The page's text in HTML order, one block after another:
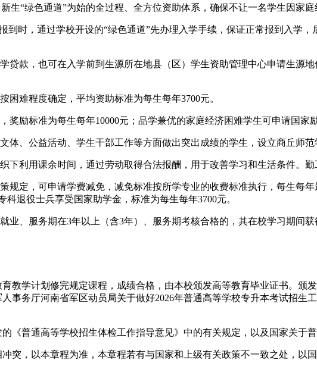
生“绿色通道”为始的全过程、全方位资助体系，确保不让一名学生因家庭
到时，通过学校开设的“绿色通道”先办理入学手续，保证正常报到入学
贷款，也可在入学前到生源所在地县（区）学生资助管理中心申请生源
难程度确定，平均资助标准为每生每年3700元。
励标准为每生每年10000元；品学兼优的家庭经济困难学生可申请国家
体、公益活动、学生干部工作等方面做出突出成绩的学生，设立商丘师范
下利用课余时间，通过劳动取得合法报酬，用于改善学习和生活条件。勤
规定，可申请学费减免，减免标准按所学专业的收费标准执行，每生每
退役士兵享受国家助学金，标准为每生每年3700元。
业、服务期在3年以上（含3年）、服务期考核合格的，其在校学习期间获
教学计划修完规定课程，成绩合格，由本校颁发高等教育毕业证书。颁
事务厅河南省军区动员局关于做好2026年普通高等学校专升本考试招生
《普通高等学校招生体检工作指导意见》中的有关规定，以及国家关于
突，以本章程为准，本章程若有与国家和上级有关政策不一致之处，以国